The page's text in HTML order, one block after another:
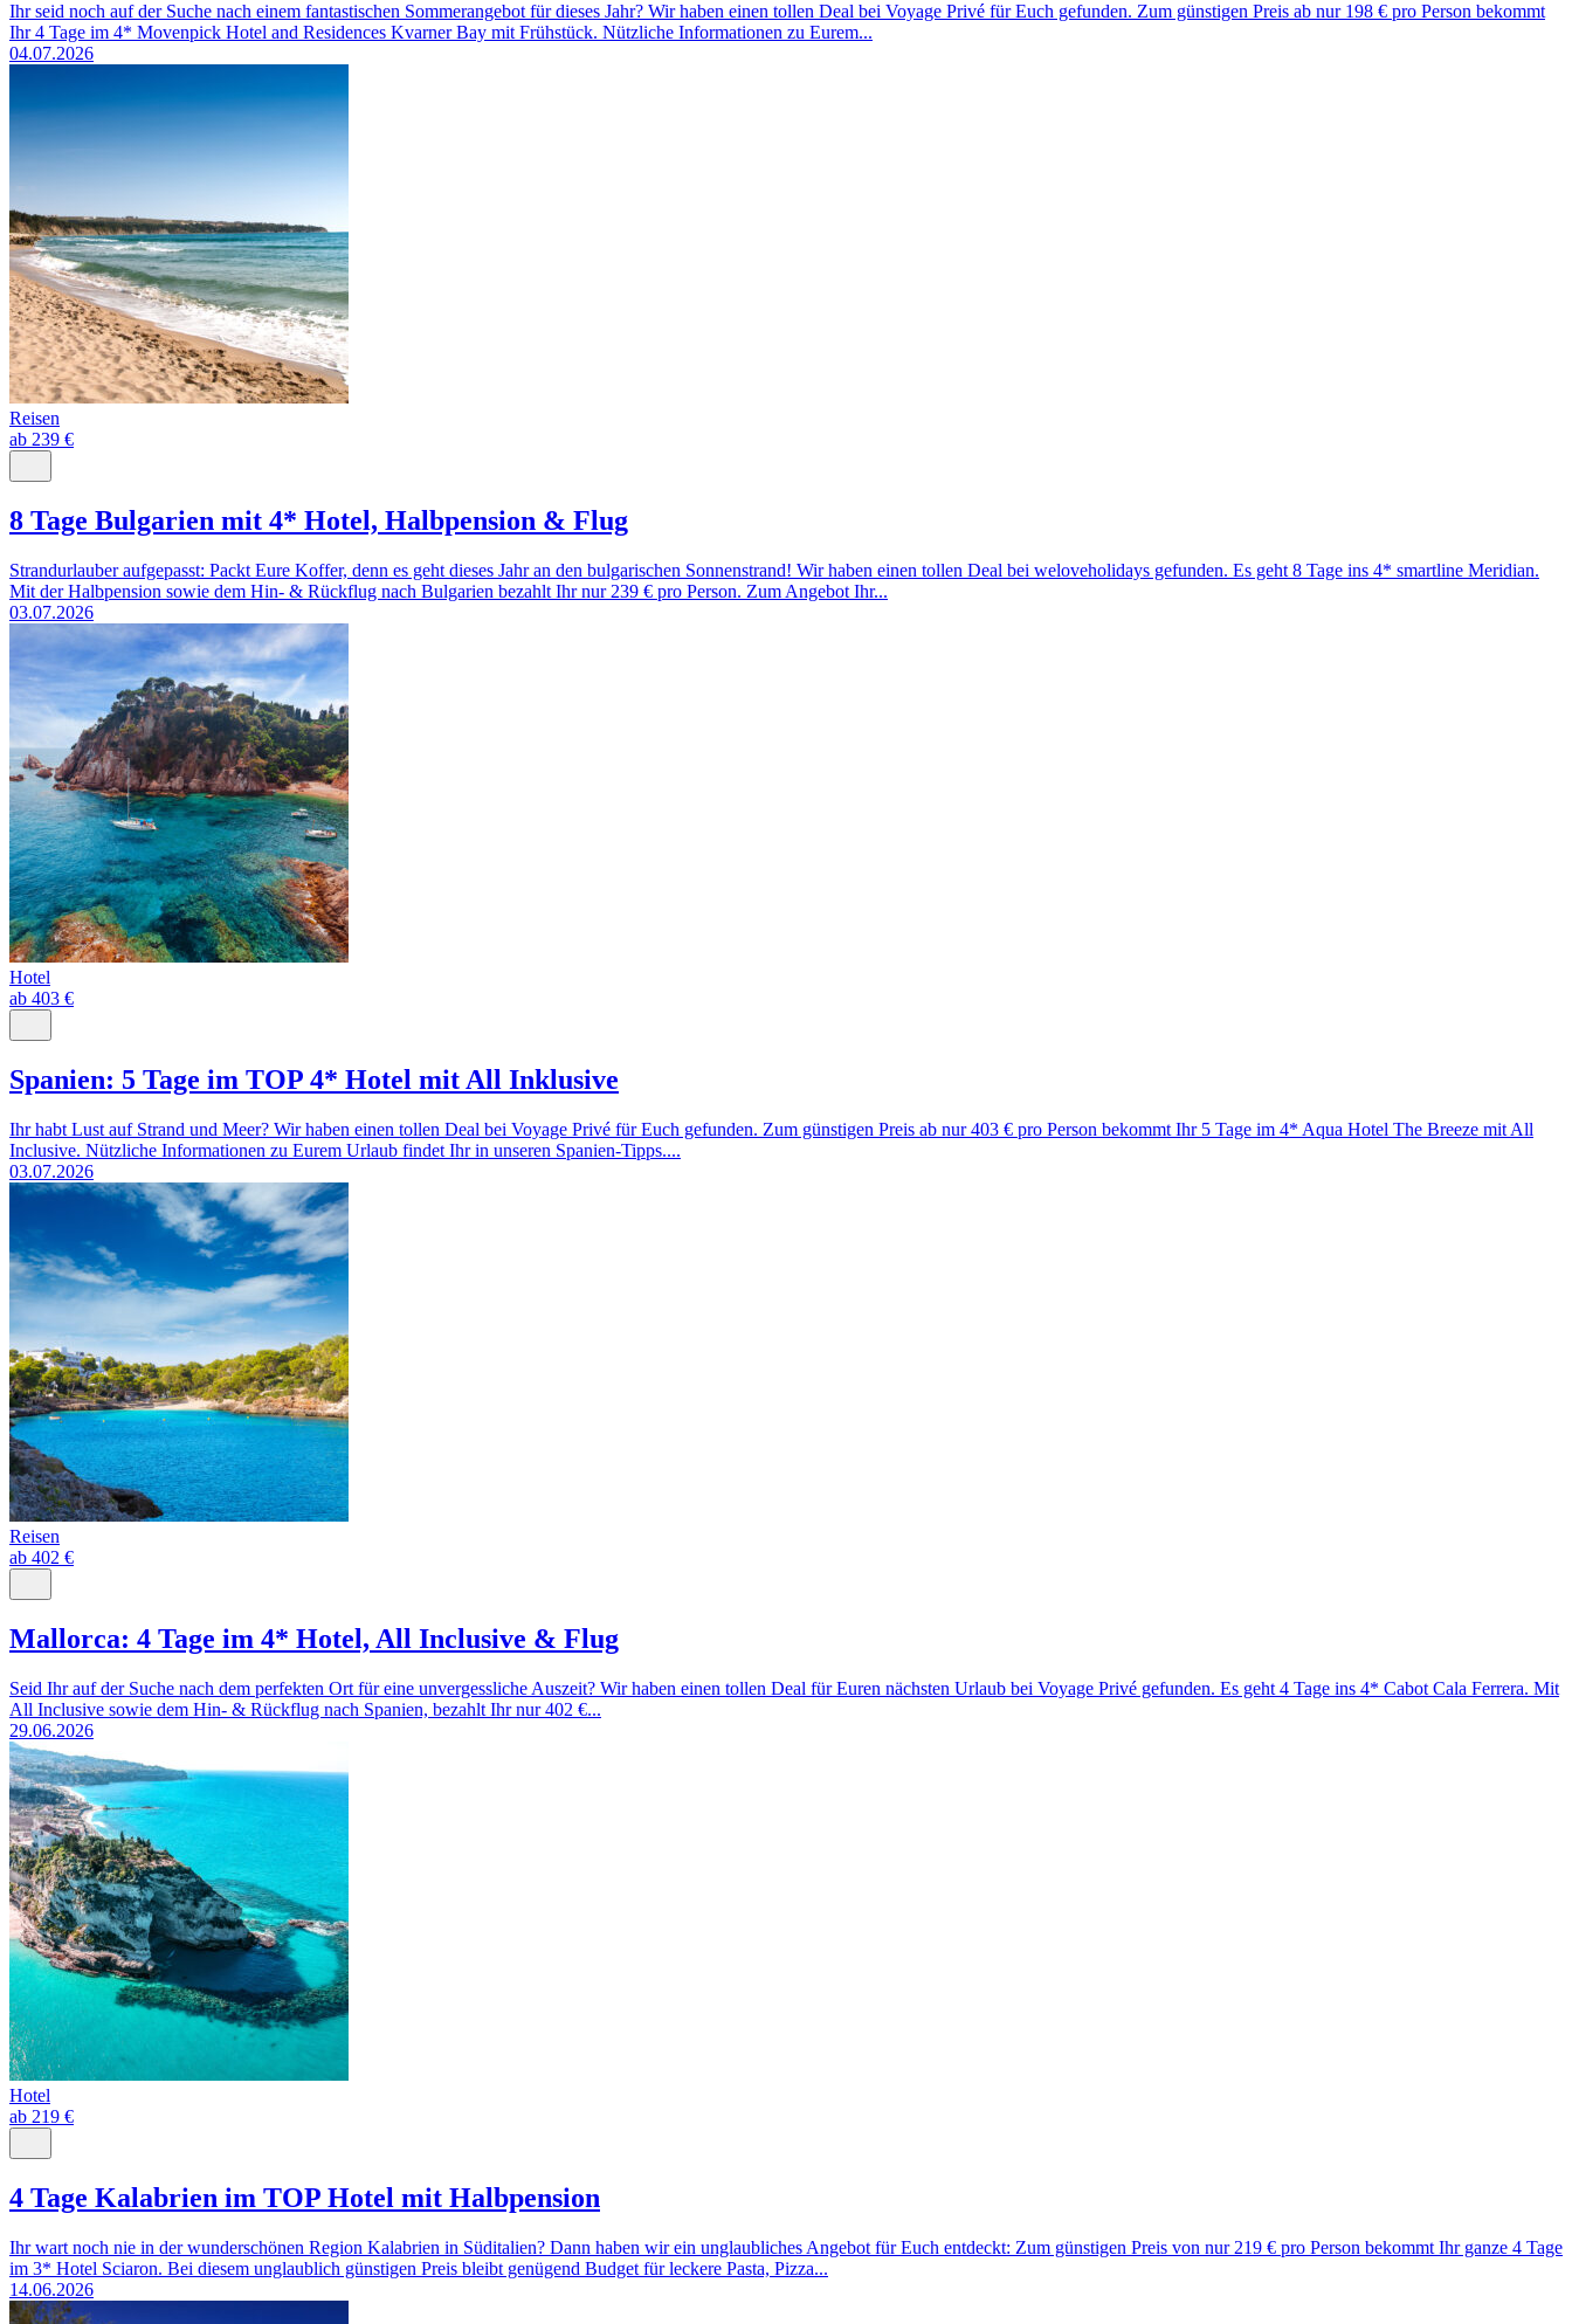
Ihr seid noch auf der Suche nach einem fantastischen Sommerangebot für dieses Jahr? Wir haben einen tollen Deal bei Voyage Privé für Euch gefunden. Zum günstigen Preis ab nur 198 € pro Person bekommt
Ihr 4 Tage im 4* Movenpick Hotel and Residences Kvarner Bay mit Frühstück. Nützliche Informationen zu Eurem...
04.07.2026
Reisen
ab 239 €
8 Tage Bulgarien mit 4* Hotel, Halbpension & Flug
Strandurlauber aufgepasst: Packt Eure Koffer, denn es geht dieses Jahr an den bulgarischen Sonnenstrand! Wir haben einen tollen Deal bei weloveholidays gefunden. Es geht 8 Tage ins 4* smartline Meridian.
Mit der Halbpension sowie dem Hin- & Rückflug nach Bulgarien bezahlt Ihr nur 239 € pro Person. Zum Angebot Ihr...
03.07.2026
Hotel
ab 403 €
Spanien: 5 Tage im TOP 4* Hotel mit All Inklusive
Ihr habt Lust auf Strand und Meer? Wir haben einen tollen Deal bei Voyage Privé für Euch gefunden. Zum günstigen Preis ab nur 403 € pro Person bekommt Ihr 5 Tage im 4* Aqua Hotel The Breeze mit All
Inclusive. Nützliche Informationen zu Eurem Urlaub findet Ihr in unseren Spanien-Tipps....
03.07.2026
Reisen
ab 402 €
Mallorca: 4 Tage im 4* Hotel, All Inclusive & Flug
Seid Ihr auf der Suche nach dem perfekten Ort für eine unvergessliche Auszeit? Wir haben einen tollen Deal für Euren nächsten Urlaub bei Voyage Privé gefunden. Es geht 4 Tage ins 4* Cabot Cala Ferrera. Mit
All Inclusive sowie dem Hin- & Rückflug nach Spanien, bezahlt Ihr nur 402 €...
29.06.2026
Hotel
ab 219 €
4 Tage Kalabrien im TOP Hotel mit Halbpension
Ihr wart noch nie in der wunderschönen Region Kalabrien in Süditalien? Dann haben wir ein unglaubliches Angebot für Euch entdeckt: Zum günstigen Preis von nur 219 € pro Person bekommt Ihr ganze 4 Tage
im 3* Hotel Sciaron. Bei diesem unglaublich günstigen Preis bleibt genügend Budget für leckere Pasta, Pizza...
14.06.2026